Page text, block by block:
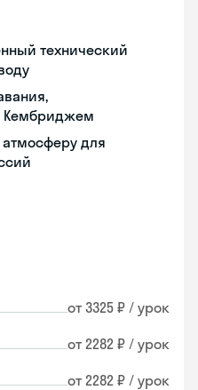
технический
Кембриджем
для
от 3325 ₽ / урок
от 2282 ₽ / урок
от 2282 ₽ / урок